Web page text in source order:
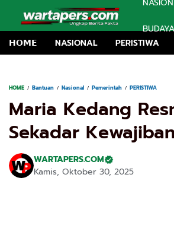
BUDAYA
𝗛𝗢𝗠𝗘
NASIONAL PERISTIWA
HOME Bantuan Nasional Pemerintah PERISTIWA
Maria Kedang
Sekadar
WARTAPERS.COM
Kamis, Oktober 30, 2025